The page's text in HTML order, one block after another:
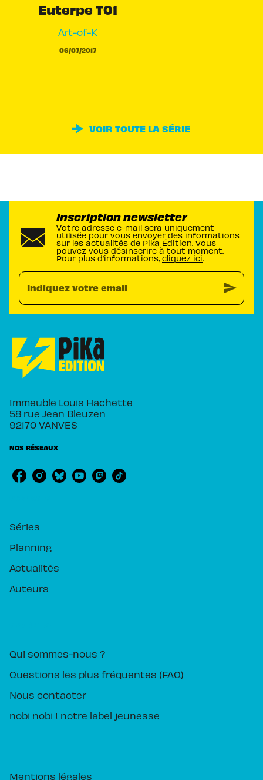
Euterpe T01
Art-of-K
06/07/2017
VOIR TOUTE LA SÉRIE
Inscription newsletter
Votre adresse e-mail sera uniquement
utilisée pour vous envoyer des informations
sur les actualités de Pika Édition. Vous
pouvez vous désinscrire à tout moment.
Pour plus d’informations, cliquez ici.
Indiquez votre email send
Immeuble Louis Hachette
58 rue Jean Bleuzen
92170 VANVES
NOS RÉSEAUX
Séries
Planning
Actualités
Auteurs
Qui sommes-nous ?
Questions les plus fréquentes (FAQ)
Nous contacter
nobi nobi ! notre label jeunesse
Mentions légales